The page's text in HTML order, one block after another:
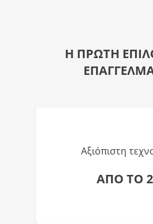
Η ΠΡΩΤΗ
Αξιόπιστη
ΑΠΟ ΤΟ